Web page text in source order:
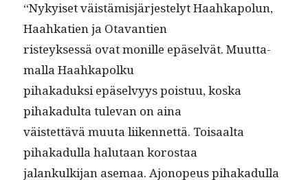
“Nykyiset väistämisjär­jeste­lyt Haahkapol­un,
Haahka­tien ja Otavantien
risteyk­sessä ovat monille epä­selvät. Muut­ta­
mal­la Haahkapolku
pihakaduk­si epä­selvyys pois­tuu, kos­ka
pihakadul­ta tule­van on aina
väis­tet­tävä muu­ta liiken­net­tä. Toisaal­ta
pihakadul­la halu­taan korostaa
jalankulk­i­jan ase­maa. Ajonopeus pihakadul­la